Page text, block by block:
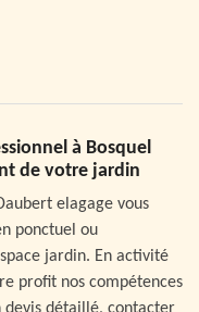
à Bosquel
de votre jardin
elagage vous
ponctuel ou
jardin. En activité
profit nos compétences